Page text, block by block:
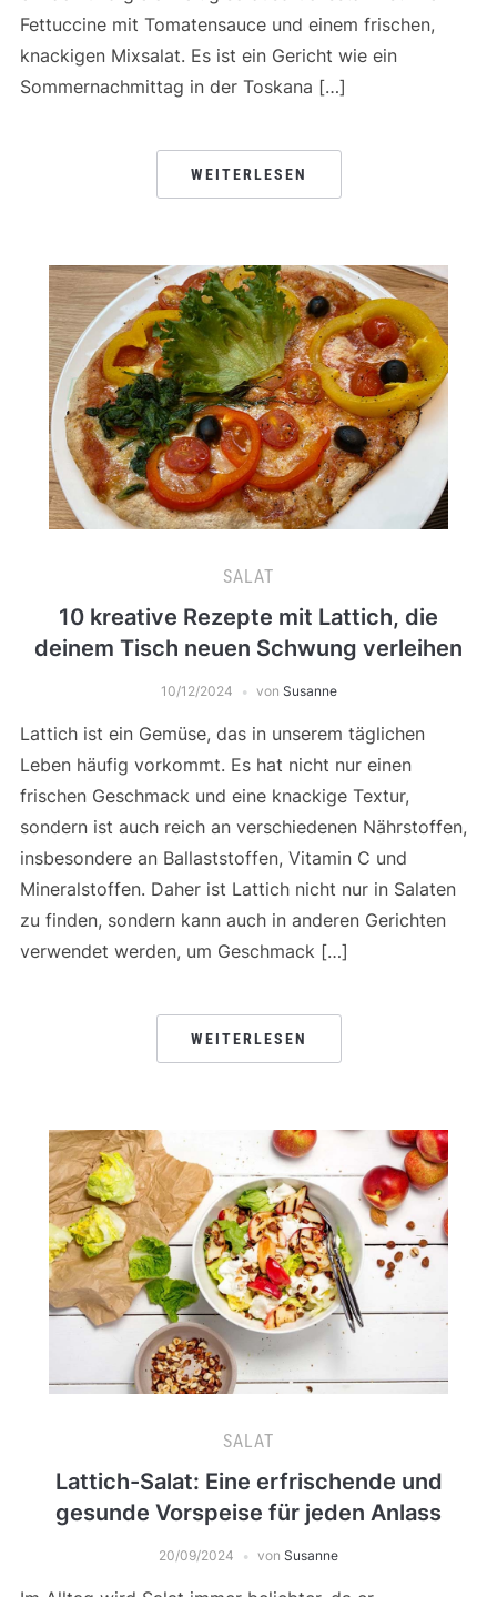
Fettuccine mit Tomatensauce und einem frischen,
knackigen Mixsalat. Es ist ein Gericht wie ein
Sommernachmittag in der Toskana […]
WEITERLESEN
SALAT
10 kreative Rezepte mit Lattich, die
deinem Tisch neuen Schwung verleihen
10/12/2024 von Susanne
Lattich ist ein Gemüse, das in unserem täglichen
Leben häufig vorkommt. Es hat nicht nur einen
frischen Geschmack und eine knackige Textur,
sondern ist auch reich an verschiedenen Nährstoffen,
insbesondere an Ballaststoffen, Vitamin C und
Mineralstoffen. Daher ist Lattich nicht nur in Salaten
zu finden, sondern kann auch in anderen Gerichten
verwendet werden, um Geschmack […]
WEITERLESEN
SALAT
Lattich-Salat: Eine erfrischende und
gesunde Vorspeise für jeden Anlass
20/09/2024 von Susanne